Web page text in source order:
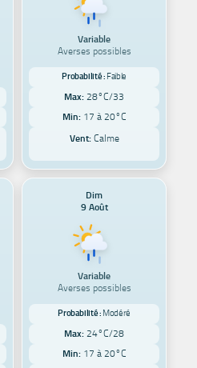
Variable
Averses possibles
Probabilité : Faible
Max: 28°C/33
Min: 17 à 20°C
Vent:Calme
Dim
9 Août
Variable
Averses possibles
Probabilité : Modéré
Max: 24°C/28
Min: 17 à 20°C